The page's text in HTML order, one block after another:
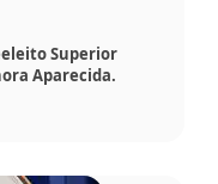
Superior
Aparecida.